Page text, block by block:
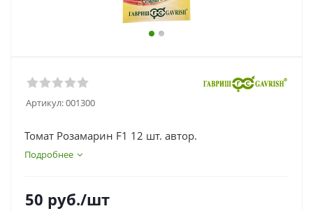
Артикул:001300
Томат Розамарин F1 12 шт. автор.
Подробнее
50 руб./шт